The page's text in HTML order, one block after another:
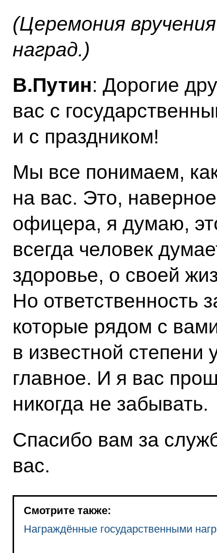
(Церемония
наград.)
В.Путин: Дорогие
вас с
и с праздником!
Мы все понимаем,
на вас. Это,
офицера, я думаю,
всегда человек
здоровье, о своей
Но ответственность
которые рядом с
в известной степени
главное. И я вас
никогда не забывать.
Спасибо вам за
вас.
Смотрите также:
Награждённые государственными